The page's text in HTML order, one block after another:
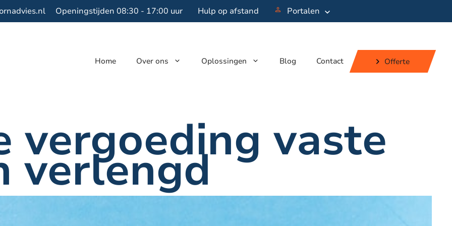
Openingstijden 08:30 - 17:00 uur Hulp op afstand Portalen
Home Over ons Oplossingen Blog Contact Offerte
vergoeding vaste
verlengd